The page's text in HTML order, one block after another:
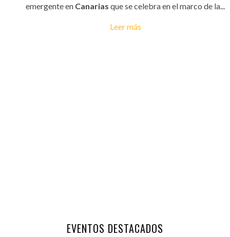
emergente en Canarias que se celebra en el marco de la...
Leer más
EVENTOS DESTACADOS